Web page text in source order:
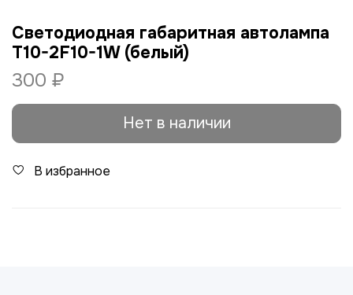
Светодиодная габаритная автолампа
T10-2F10-1W (белый)
300 ₽
Нет в наличии
В избранное